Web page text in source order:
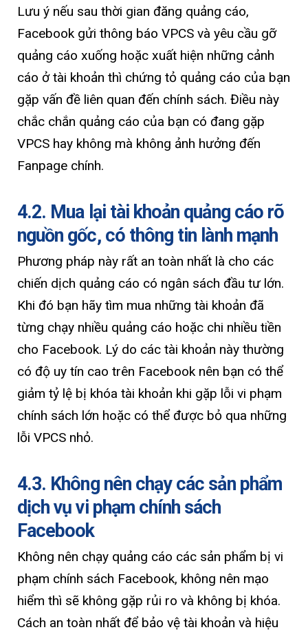
Lưu ý nếu sau thời gian đăng quảng cáo,
Facebook gửi thông báo VPCS và yêu cầu gỡ
quảng cáo xuống hoặc xuất hiện những cảnh
cáo ở tài khoản thì chứng tỏ quảng cáo của bạn
gặp vấn đề liên quan đến chính sách. Điều này
chắc chắn quảng cáo của bạn có đang gặp
VPCS hay không mà không ảnh hưởng đến
Fanpage chính.
4.2. Mua lại tài khoản quảng cáo rõ
nguồn gốc, có thông tin lành mạnh
Phương pháp này rất an toàn nhất là cho các
chiến dịch quảng cáo có ngân sách đầu tư lớn.
Khi đó bạn hãy tìm mua những tài khoản đã
từng chạy nhiều quảng cáo hoặc chi nhiều tiền
cho Facebook. Lý do các tài khoản này thường
có độ uy tín cao trên Facebook nên bạn có thể
giảm tỷ lệ bị khóa tài khoản khi gặp lỗi vi phạm
chính sách lớn hoặc có thể được bỏ qua những
lỗi VPCS nhỏ.
4.3. Không nên chạy các sản phẩm
dịch vụ vi phạm chính sách
Facebook
Không nên chạy quảng cáo các sản phẩm bị vi
phạm chính sách Facebook, không nên mạo
hiểm thì sẽ không gặp rủi ro và không bị khóa.
Cách an toàn nhất để bảo vệ tài khoản và hiệu